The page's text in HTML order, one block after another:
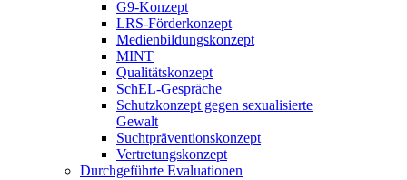
G9-Konzept
LRS-Förderkonzept
Medienbildungskonzept
MINT
Qualitätskonzept
SchEL-Gespräche
Schutzkonzept gegen sexualisierte
Gewalt
Suchtpräventionskonzept
Vertretungskonzept
Durchgeführte Evaluationen